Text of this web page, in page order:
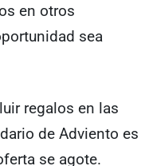
en otros
sea
regalos en las
de Adviento es
se agote.